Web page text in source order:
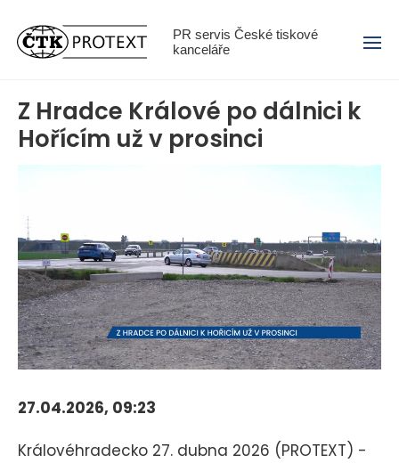
PR servis České tiskové
kanceláře
Menu
Z Hradce Králové po dálnici k
Hořícím už v prosinci
27.04.2026, 09:23
Královéhradecko 27. dubna 2026 (PROTEXT) -